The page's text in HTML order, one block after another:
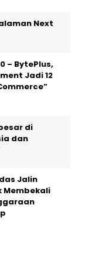
Next
– BytePlus,
Jadi 12
di
dan
Jalin
Membekali